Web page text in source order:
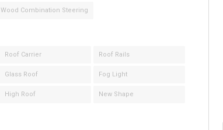
Wood Combination Steering
Roof Carrier Roof Rails
Glass Roof Fog Light
High Roof New Shape